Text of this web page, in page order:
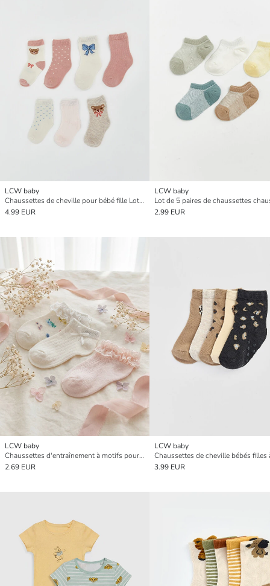
LCW baby
Chaussettes de cheville pour bébé fille Lot de 7 pièces
4.99 EUR
LCW baby
2.99 EUR
LCW baby
Chaussettes d'entraînement à motifs pour bébé fille Lot de 3 pièces
2.69 EUR
LCW baby
3.99 EUR